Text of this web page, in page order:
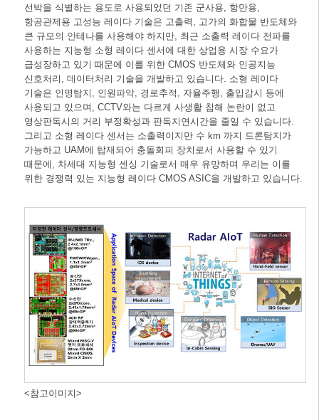
선박을 식별하는 용도로 사용되었던 기존 군사용, 항만용,
항공관제용 고성능 레이다 기술은 고출력, 고가의 화합물 반도체와
큰 규모의 안테나를 사용해야 하지만, 최근 소출력 레이다 전파를
사용하는 지능형 소형 레이다 센서에 대한 상업용 시장 수요가
급성장하고 있기 때문에 이를 위한 CMOS 반도체와 인공지능
신호처리, 데이터처리 기술을 개발하고 있습니다. 소형 레이다
기술은 인명탐지, 인원파악, 경로추적, 자율주행, 출입감시 등에
사용되고 있으며, CCTV와는 다르게 사생활 침해 논란이 없고
영상판독시의 거리 부정확성과 판독지연시간을 줄일 수 있습니다.
그리고 소형 레이다 센서는 소출력이지만 수 km 까지 드론탐지가
가능하고 UAM에 탑재되어 충돌회피 장치로서 사용할 수 있기
때문에, 차세대 지능형 센싱 기술로서 매우 유망하며 우리는 이를
위한 경쟁력 있는 지능형 레이다 CMOS ASIC을 개발하고 있습니다.
<참고이미지>